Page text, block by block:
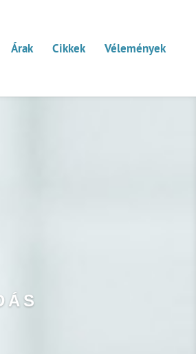
Árak Cikkek Vélemények